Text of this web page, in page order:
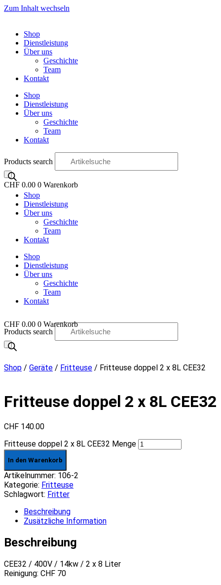
Zum Inhalt wechseln
Shop
Dienstleistung
Über uns
Geschichte
Team
Kontakt
Shop
Dienstleistung
Über uns
Geschichte
Team
Kontakt
Products search
CHF 0.00 0 Warenkorb
OO
Shop
Dienstleistung
Über uns
Geschichte
Team
Kontakt
Shop
Dienstleistung
Über uns
Geschichte
Team
Kontakt
CHF 0.00 0 Warenkorb
OO
Products search
Shop / Geräte / Fritteuse / Fritteuse doppel 2 x 8L CEE32
Fritteuse doppel 2 x 8L CEE32
CHF 140.00
Fritteuse doppel 2 x 8L CEE32 Menge
In den Warenkorb
Artikelnummer: 106-2
Kategorie: Fritteuse
Schlagwort: Fritter
Beschreibung
Zusätzliche Information
Beschreibung
CEE32 / 400V / 14kw / 2 x 8 Liter
Reinigung: CHF 70